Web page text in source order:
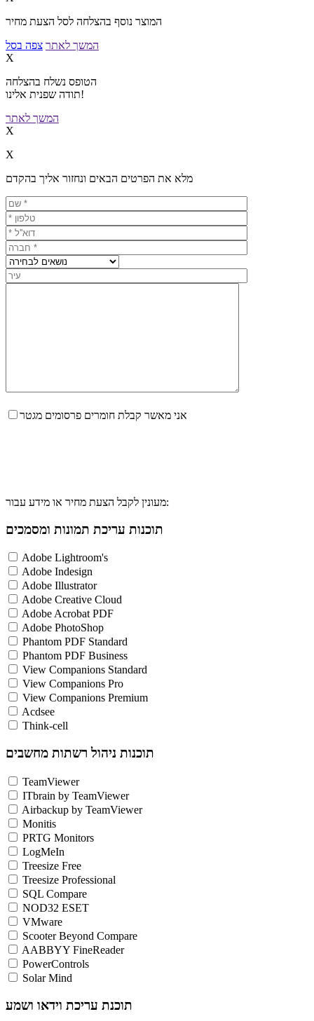
המוצר נוסף בהצלחה לסל הצעת מחיר
המשך לאתר צפה בסל
X
הטופס נשלח בהצלחה
תודה שפנית אלינו!
המשך לאתר
X
X
מלא את הפרטים הבאים ונחזור אליך בהקדם
אני מאשר קבלת חומרים פרסומים מגטר
מעונין לקבל הצעת מחיר או מידע עבור:
תוכנות עריכת תמונות ומסמכים
Adobe Lightroom's
Adobe Indesign
Adobe Illustrator
Adobe Creative Cloud
Adobe Acrobat PDF
Adobe PhotoShop
Phantom PDF Standard
Phantom PDF Business
View Companions Standard
View Companions Pro
View Companions Premium
Acdsee
Think-cell
תוכנות ניהול רשתות מחשבים
TeamViewer
ITbrain by TeamViewer
Airbackup by TeamViewer
Monitis
PRTG Monitors
LogMeIn
Treesize Free
Treesize Professional
SQL Compare
NOD32 ESET
VMware
Scooter Beyond Compare
AABBYY FineReader
PowerControls
Solar Mind
תוכנת עריכת וידאו ושמע